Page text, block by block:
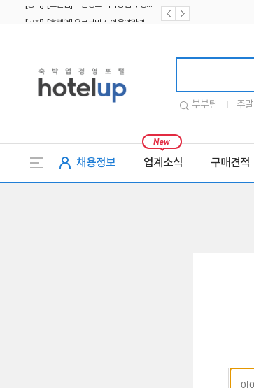
부부팀 주말
채용정보 업계소식 구매견적